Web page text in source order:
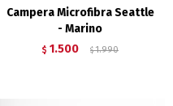
Campera Microfibra Seattle
- Marino
$ 1.500 $ 1.990